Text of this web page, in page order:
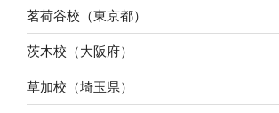
茗荷谷校（東京都）
茨木校（大阪府）
草加校（埼玉県）